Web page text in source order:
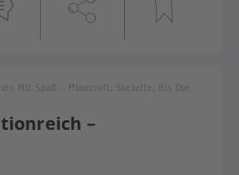
–
Mit Spaß – Minecraft: Skelette, Bis Die